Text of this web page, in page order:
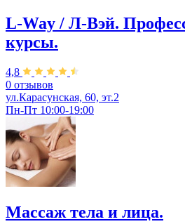
L-Way / Л-Вэй.
курсы.
4,8
0 отзывов
ул.Карасунская, 60, эт.2
Пн-Пт 10:00-19:00
Массаж тела и лица.